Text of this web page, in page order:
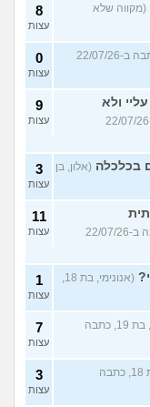
(מקווה שלא
8
עצות
(אנונימי, בת 18, כתבה ב-22/07/26
0
עצות
ולא
(כינוי, בת 26, כתבה ב-22/07/26
9
עצות
בכלכלה (אלון, בן
3
עצות
(אחת, בת 34, כתבה ב-22/07/26
11
עצות
(אנונימי, בת 18,
1
עצות
(אנונימי, בת 19, כתבה
7
עצות
(אנונימית, בת 18, כתבה
3
עצות